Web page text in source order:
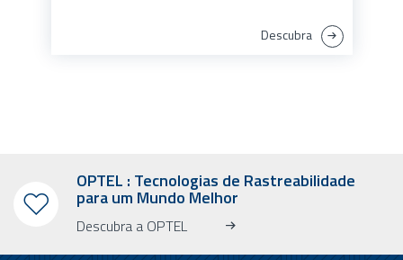
Descubra
OPTEL : Tecnologias de Rastreabilidade
para um Mundo Melhor
Descubra a OPTEL